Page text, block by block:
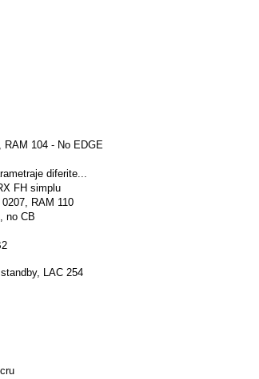
RAM 104 - No EDGE
diferite...
FH simplu
RAM 110
no CB
LAC 254